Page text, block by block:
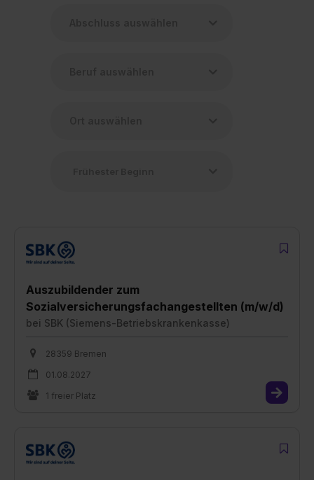
Auszubildender zum
Sozialversicherungsfachangestellten (m/w/d)
bei SBK (Siemens-Betriebskrankenkasse)
28359 Bremen
01.08.2027
1 freier Platz